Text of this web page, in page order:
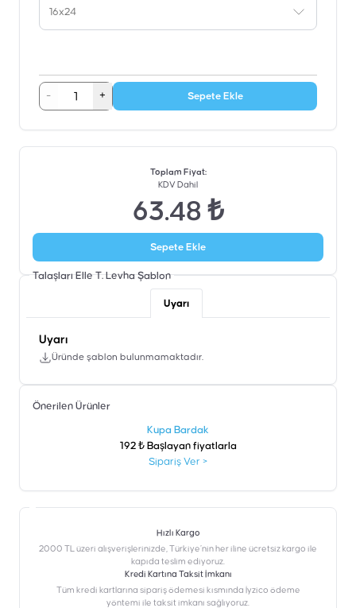
16x24
- + Sepete Ekle
Toplam Fiyat:
KDV Dahil
63.48 ₺
Sepete Ekle
Talaşları Elle T. Levha Şablon
Uyarı
Uyarı
Üründe şablon bulunmamaktadır.
Önerilen Ürünler
Kupa Bardak
192 ₺ Başlayan fiyatlarla
Sipariş Ver >
Hızlı Kargo
2000 TL üzeri alışverişlerinizde, Türkiye’nin her iline ücretsiz kargo ile
kapıda teslim ediyoruz.
Kredi Kartına Taksit İmkanı
‎Tüm kredi kartlarına sipariş ödemesi kısmında İyzico ödeme
yöntemi ile taksit imkanı sağlıyoruz.